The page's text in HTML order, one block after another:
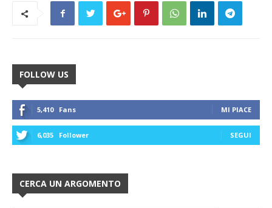
FOLLOW US
5,410 Fans MI PIACE
6,035 Follower SEGUI
CERCA UN ARGOMENTO